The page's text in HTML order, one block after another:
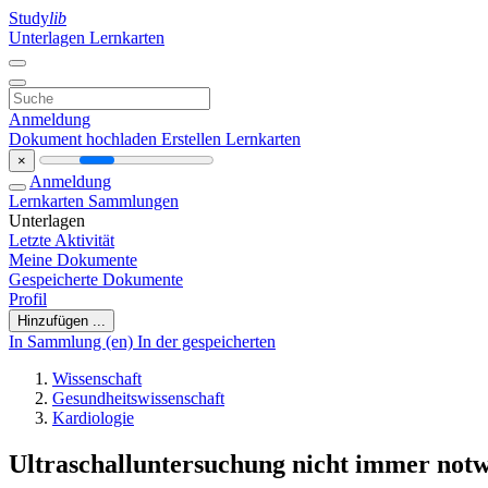
Studylib
Unterlagen Lernkarten
Anmeldung
Dokument hochladen Erstellen Lernkarten
×
Anmeldung
Lernkarten Sammlungen
Unterlagen
Letzte Aktivität
Meine Dokumente
Gespeicherte Dokumente
Profil
Hinzufügen ...
In Sammlung (en) In der gespeicherten
Wissenschaft
Gesundheitswissenschaft
Kardiologie
Ultraschalluntersuchung nicht immer